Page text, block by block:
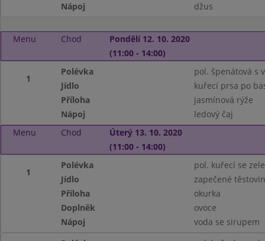
Nápoj
džus
Menu Chod
Pondělí 12. 10. 2020
(11:00 - 14:00)
1
Polévka
pol. špenátová s
Jídlo
kuřecí prsa po
Příloha
jasmínová rýže
Nápoj
ledový čaj
Menu
Chod
Úterý 13. 10. 2020
(11:00 - 14:00)
1
Polévka
pol. kuřecí se
Jídlo
zapečené
Příloha
okurka
Doplněk
ovoce
Nápoj
voda se sirupem